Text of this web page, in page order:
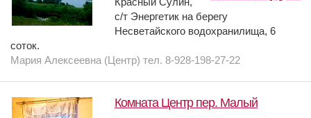
с/т Энергетик на берегу
Несветайского водохранилища, 6
соток.
Мария Алексеевна (Центр) тел. 8-928-198-27-22
Комната Центр пер. Малый